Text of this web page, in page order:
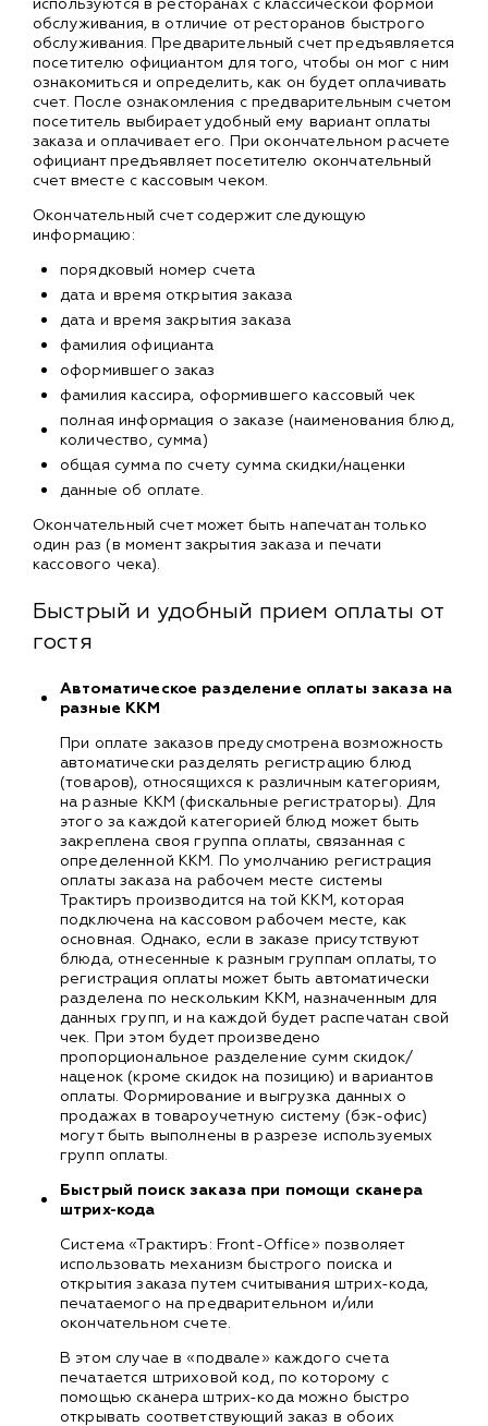
используются в ресторанах с классической формой
обслуживания, в отличие от ресторанов быстрого
обслуживания. Предварительный счет предъявляется
посетителю официантом для того, чтобы он мог с ним
ознакомиться и определить, как он будет оплачивать
счет. После ознакомления с предварительным счетом
посетитель выбирает удобный ему вариант оплаты
заказа и оплачивает его. При окончательном расчете
официант предъявляет посетителю окончательный
счет вместе с кассовым чеком.
Окончательный счет содержит следующую
информацию:
порядковый номер счета
дата и время открытия заказа
дата и время закрытия заказа
фамилия официанта
оформившего заказ
фамилия кассира, оформившего кассовый чек
полная информация о заказе (наименования блюд,
количество, сумма)
общая сумма по счету сумма скидки/наценки
данные об оплате.
Окончательный счет может быть напечатан только
один раз (в момент закрытия заказа и печати
кассового чека).
Быстрый и удобный прием оплаты от
гостя
Автоматическое разделение оплаты заказа на
разные ККМ
При оплате заказов предусмотрена возможность
автоматически разделять регистрацию блюд
(товаров), относящихся к различным категориям,
на разные ККМ (фискальные регистраторы). Для
этого за каждой категорией блюд может быть
закреплена своя группа оплаты, связанная с
определенной ККМ. По умолчанию регистрация
оплаты заказа на рабочем месте системы
Трактиръ производится на той ККМ, которая
подключена на кассовом рабочем месте, как
основная. Однако, если в заказе присутствуют
блюда, отнесенные к разным группам оплаты, то
регистрация оплаты может быть автоматически
разделена по нескольким ККМ, назначенным для
данных групп, и на каждой будет распечатан свой
чек. При этом будет произведено
пропорциональное разделение сумм скидок/
наценок (кроме скидок на позицию) и вариантов
оплаты. Формирование и выгрузка данных о
продажах в товароучетную систему (бэк-офис)
могут быть выполнены в разрезе используемых
групп оплаты.
Быстрый поиск заказа при помощи сканера
штрих-кода
Система «Трактиръ: Front-Office» позволяет
использовать механизм быстрого поиска и
открытия заказа путем считывания штрих-кода,
печатаемого на предварительном и/или
окончательном счете.
В этом случае в «подвале» каждого счета
печатается штриховой код, по которому с
помощью сканера штрих-кода можно быстро
открывать соответствующий заказ в обоих